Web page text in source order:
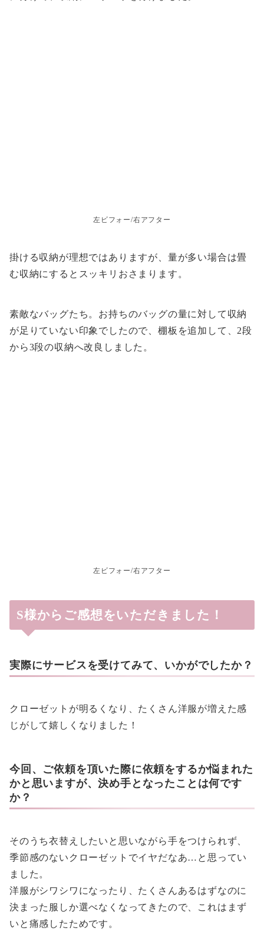
左ビフォー/右アフター
掛ける収納が理想ではありますが、量が多い場合は畳
む収納にするとスッキリおさまります。
素敵なバッグたち。お持ちのバッグの量に対して収納
が足りていない印象でしたので、棚板を追加して、2段
から3段の収納へ改良しました。
左ビフォー/右アフター
S様からご感想をいただきました！
実際にサービスを受けてみて、いかがでしたか？
クローゼットが明るくなり、たくさん洋服が増えた感
じがして嬉しくなりました！
今回、ご依頼を頂いた際に依頼をするか悩まれた
かと思いますが、決め手となったことは何です
か？
そのうち衣替えしたいと思いながら手をつけられず、
季節感のないクローゼットでイヤだなあ…と思ってい
ました。
洋服がシワシワになったり、たくさんあるはずなのに
決まった服しか選べなくなってきたので、これはまず
いと痛感したためです。